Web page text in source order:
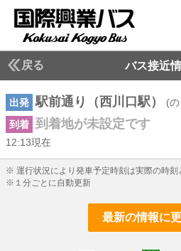
戻る バス接近
出発 駅前通り（西川口駅）
(
到着 到着地が未設定です
12:13現在
※ 運行状況により発車予定時刻は実際の時刻
※１分ごとに自動更新
最新の情報に